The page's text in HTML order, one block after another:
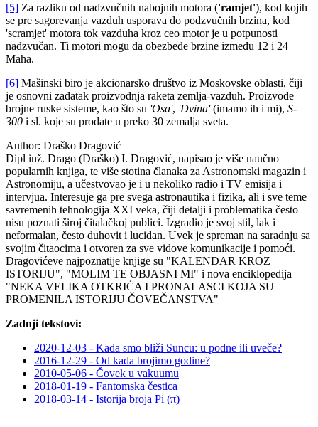
[5] Za razliku od nadzvučnih nabojnih motora ('ramjet'), kod kojih
se pre sagorevanja vazduh usporava do podzvučnih brzina, kod
'scramjet' motora tok vazduha kroz ceo motor je u potpunosti
nadzvučan. Ti motori mogu da obezbede brzine između 12 i 24
Maha.
[6] Mašinski biro je akcionarsko društvo iz Moskovske oblasti, čiji
je osnovni zadatak proizvodnja raketa zemlja-vazduh. Proizvode
brojne ruske sisteme, kao što su 'Osa', 'Dvina'(imamo ih i mi), S-
300 i sl. koje su prodate u preko 30 zemalja sveta.
Author: Draško Dragović
Dipl inž. Drago (Draško) I. Dragović, napisao je više naučno
popularnih knjiga, te više stotina članaka za Astronomski magazin i
Astronomiju, a učestvovao je i u nekoliko radio i TV emisija i
intervjua. Interesuje ga pre svega astronautika i fizika, ali i sve teme
savremenih tehnologija XXI veka, čiji detalji i problematika često
nisu poznati široj čitalačkoj publici. Izgradio je svoj stil, lak i
neformalan, često duhovit i lucidan. Uvek je spreman na saradnju sa
svojim čitaocima i otvoren za sve vidove komunikacije i pomoći.
Dragovićeve najpoznatije knjige su "KALENDAR KROZ
ISTORIJU", "MOLIM TE OBJASNI MI" i nova enciklopedija
"NEKA VELIKA OTKRIĆA I PRONALASCI KOJA SU
PROMENILA ISTORIJU ČOVEČANSTVA"
Zadnji tekstovi:
2020-12-03 - Kada smo bliži Suncu: u podne ili uveče?
2016-12-29 - Od kada brojimo godine?
2010-05-06 - Čovek u vakuumu
2018-01-19 - Fantomska čestica
2018-03-14 - Istorija broja Pi (π)